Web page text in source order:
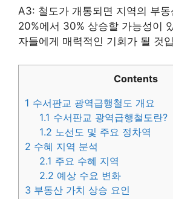
A3: 철도가 개통되면 지역의 부
20%에서 30% 상승할 가능성이
자들에게 매력적인 기회가 될 것
Contents
1 수서판교 광역급행철도 개요
1.1 수서판교 광역급행철도란?
1.2 노선도 및 주요 정차역
2 수혜 지역 분석
2.1 주요 수혜 지역
2.2 예상 수요 변화
3 부동산 가치 상승 요인